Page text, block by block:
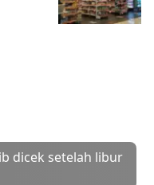
dicek setelah libur